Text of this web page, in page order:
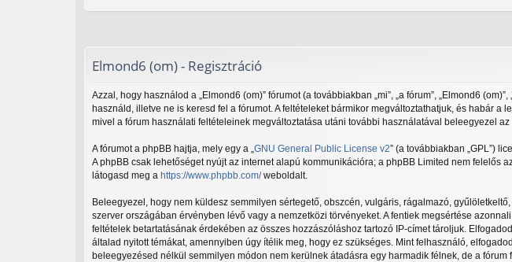
lin
Elmond6 (om) - Regisztráció
Azzal, hogy használod a „Elmond6 (om)” fórumot (a továbbiakban „mi”, „a fórum”, „Elmond6
használd, illetve ne is keresd fel a fórumot. A feltételeket bármikor megváltoztathatjuk, és habár
mivel a fórum használati feltételeinek megváltoztatása utáni további használatával beleegyezel
A fórumot a phpBB hajtja, mely egy a „GNU General Public License v2” (a továbbiakban „GPL”)
A phpBB csak lehetőséget nyújt az internet alapú kommunikációra; a phpBB Limited nem felelős
látogasd meg a https://www.phpbb.com/weboldalt.
Beleegyezel, hogy nem küldesz semmilyen sértegető, obszcén, vulgáris, rágalmazó,
szerver országában érvényben lévő vagy a nemzetközi törvényeket. A fentiek megsértése
feltételek betartatásának érdekében az összes hozzászóláshoz tartozó IP-címet tároljuk.
általad nyitott témákat, amennyiben úgy ítélik meg, hogy ez szükséges. Mint felhasználó,
beleegyezésed nélkül semmilyen módon nem kerülnek átadásra egy harmadik félnek, de a